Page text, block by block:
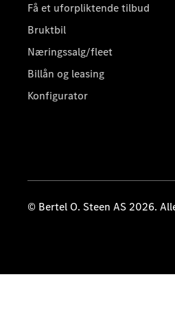
Få et uforpliktende tilbud
Bruktbil
Næringssalg/fleet
Billån og leasing
Konfigurator
© Bertel O. Steen AS 2026.